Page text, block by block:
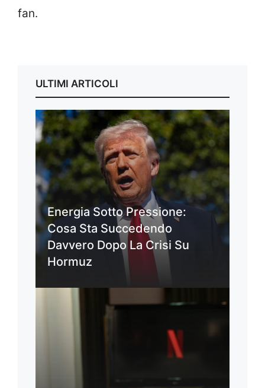
fan.
ULTIMI ARTICOLI
Energia Sotto Pressione:
Cosa Sta Succedendo
Davvero Dopo La Crisi Su
Hormuz